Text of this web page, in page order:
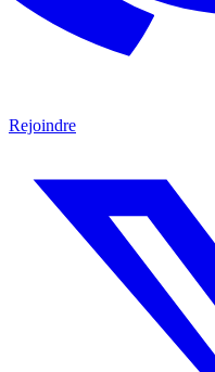
Rejoindre